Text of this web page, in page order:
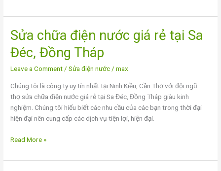
Sửa chữa điện nước giá rẻ tại Sa
Đéc, Đồng Tháp
Leave a Comment/Sửa điện nước/max
Chúng tôi là công ty uy tín nhất tại Ninh Kiều, Cần Thơ với đội ngũ
thợ sửa chữa điện nước giá rẻ tại Sa Đéc, Đồng Tháp giàu kinh
nghiệm. Chúng tôi hiểu biết các nhu cầu của các bạn trong thời đại
hiện đại nên cung cấp các dịch vụ tiện lợi, hiện đại.
Sửa
chữa
điện
rẻ
tại
Sa
Đéc,
Tháp
Read More »